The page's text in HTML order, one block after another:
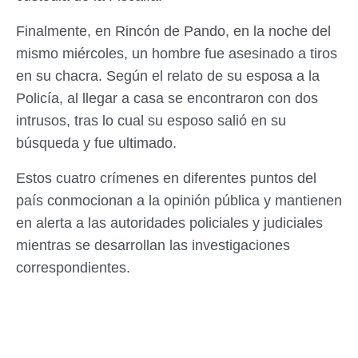
Finalmente, en Rincón de Pando, en la noche del
mismo miércoles, un hombre fue asesinado a tiros
en su chacra. Según el relato de su esposa a la
Policía, al llegar a casa se encontraron con dos
intrusos, tras lo cual su esposo salió en su
búsqueda y fue ultimado.
Estos cuatro crímenes en diferentes puntos del
país conmocionan a la opinión pública y mantienen
en alerta a las autoridades policiales y judiciales
mientras se desarrollan las investigaciones
correspondientes.